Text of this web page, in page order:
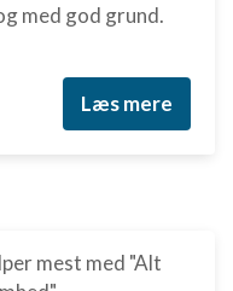
med god grund.
Læs mere
mest med "Alt